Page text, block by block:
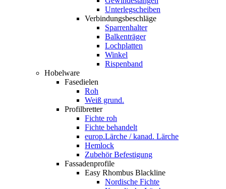
Unterlegscheiben
Verbindungsbeschläge
Sparrenhalter
Balkenträger
Lochplatten
Winkel
Rispenband
Hobelware
Fasedielen
Roh
Weiß grund.
Profilbretter
Fichte roh
Fichte behandelt
europ.Lärche / kanad. Lärche
Hemlock
Zubehör Befestigung
Fassadenprofile
Easy Rhombus Blackline
Nordische Fichte